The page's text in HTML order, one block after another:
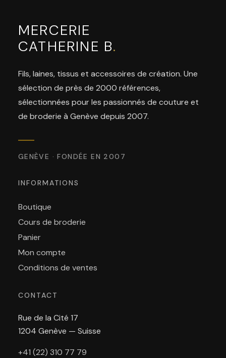
MERCERIE
CATHERINE B.
Fils, laines, tissus et accessoires de création. Une
sélection de près de 2000 références,
sélectionnées pour les passionnés de couture et
de broderie à Genève depuis 2007.
GENÈVE · FONDÉE EN 2007
INFORMATIONS
Boutique
Cours de broderie
Panier
Mon compte
Conditions de ventes
CONTACT
Rue de la Cité 17
1204 Genève — Suisse
+41 (22) 310 77 79